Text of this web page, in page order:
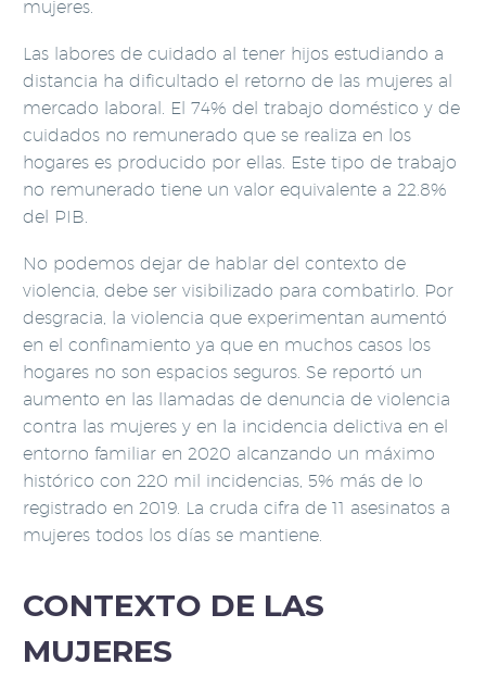
mujeres.
Las labores de cuidado al tener hijos estudiando a
distancia ha dificultado el retorno de las mujeres al
mercado laboral. El 74% del trabajo doméstico y de
cuidados no remunerado que se realiza en los
hogares es producido por ellas. Este tipo de trabajo
no remunerado tiene un valor equivalente a 22.8%
del PIB.
No podemos dejar de hablar del contexto de
violencia, debe ser visibilizado para combatirlo. Por
desgracia, la violencia que experimentan aumentó
en el confinamiento ya que en muchos casos los
hogares no son espacios seguros. Se reportó un
aumento en las llamadas de denuncia de violencia
contra las mujeres y en la incidencia delictiva en el
entorno familiar en 2020 alcanzando un máximo
histórico con 220 mil incidencias, 5% más de lo
registrado en 2019. La cruda cifra de 11 asesinatos a
mujeres todos los días se mantiene.
CONTEXTO DE LAS
MUJERES